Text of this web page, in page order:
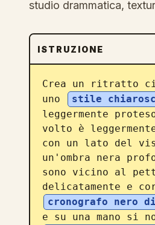
studio drammatica,
ISTRUZIONE
Crea un ritratto
uno
stile
leggermente
volto è
con un lato del
un'ombra nera
sono vicino al
delicatamente e
cronografo nero
e su una mano si